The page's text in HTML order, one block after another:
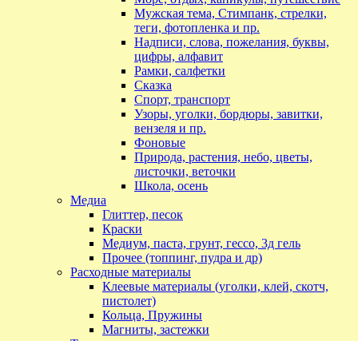
Мужская тема, Стимпанк, стрелки,
теги, фотопленка и пр.
Надписи, слова, пожелания, буквы,
цифры, алфавит
Рамки, салфетки
Сказка
Спорт, транспорт
Узоры, уголки, бордюры, завитки,
вензеля и пр.
Фоновые
Природа, растения, небо, цветы,
листочки, веточки
Школа, осень
Медиа
Глиттер, песок
Краски
Медиум, паста, грунт, гессо, 3д гель
Прочее (топпинг, пудра и др)
Расходные материалы
Клеевые материалы (уголки, клей, скотч,
пистолет)
Кольца, Пружины
Магниты, застежки